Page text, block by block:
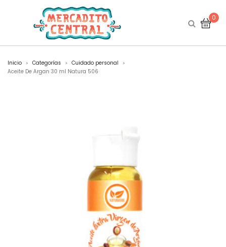
0
Inicio > Categorías > Cuidado personal >
Aceite De Argan 30 ml Natura 506